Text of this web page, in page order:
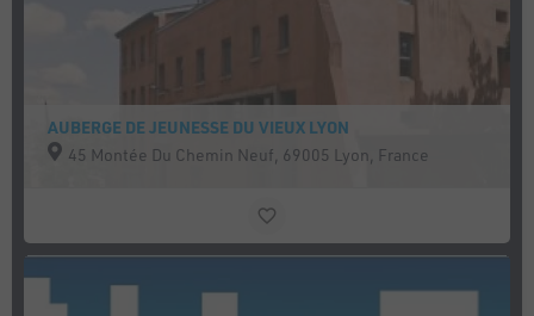
AUBERGE DE JEUNESSE DU VIEUX LYON
45 Montée Du Chemin Neuf, 69005 Lyon, France